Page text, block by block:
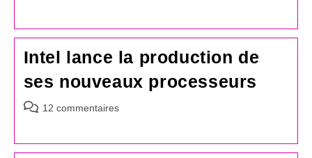
publication :
Intel lance la production de
ses nouveaux processeurs
Commentaires
publication :
12 commentaires